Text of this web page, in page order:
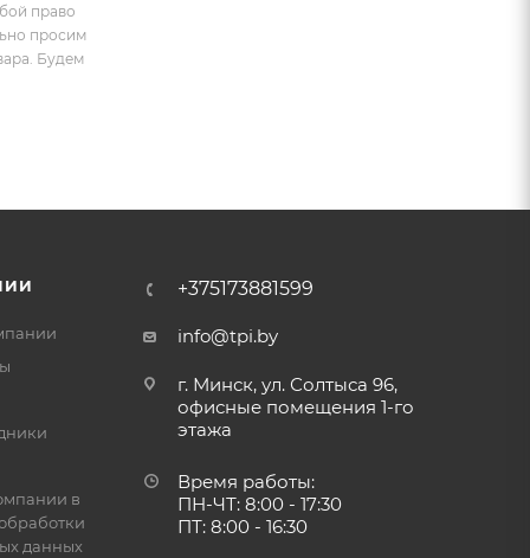
право
просим
Будем
в
данных
+375173881599
info@tpi.by
г. Минск, ул. Солтыса 96,
офисные помещения 1-го
этажа
Время работы:
ПН-ЧТ: 8:00 - 17:30
ПТ: 8:00 - 16:30